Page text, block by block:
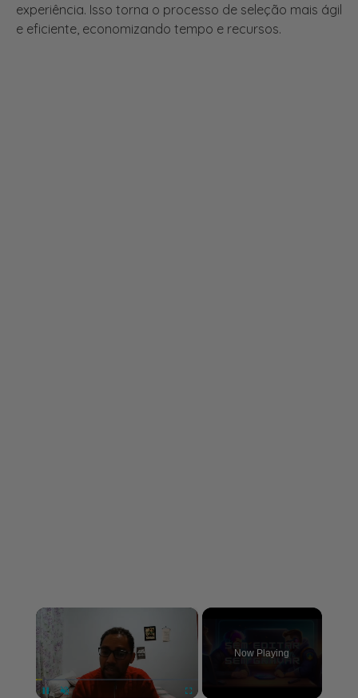
experiência. Isso torna o processo de seleção mais ágil
e eficiente, economizando tempo e recursos.
×
Now Playing